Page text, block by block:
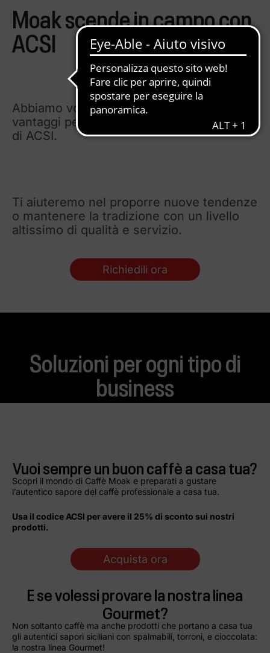
Moak scende in campo con
ACSI
Abbiamo voluto riservare una serie di
vantaggi per tutti i partecipanti agli eventi
di ACSI.
Ti aiuteremo nel proporre nuove tendenze
o mantenere la tradizione con un livello
altissimo di qualità e servizio.
Richiedili ora
Soluzioni per ogni tipo di
business
Vuoi sempre un buon caffè a casa tua?
Scopri il mondo di Caffè Moak e preparati a gustare
l’autentico sapore del caffè professionale a casa tua.
Usa il codice ACSI per avere il 25% di sconto sui nostri
prodotti.
Acquista ora
E se volessi provare la nostra linea
Gourmet?
Non soltanto caffè ma anche prodotti che portano a casa tua
gli autentici sapori siciliani con spalmabili, torroni, e cioccolata:
la nostra linea Gourmet!